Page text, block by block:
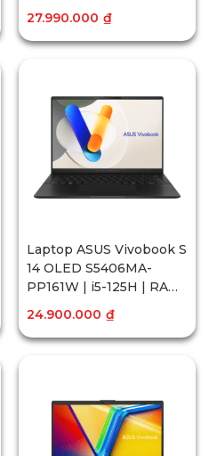
RAM 16GB | 512GB SSD |
Intel® Iris® Xe Graphics
| 14 inch WQXGA+ OLED
27.990.000 ₫
Laptop ASUS Vivobook S
14 OLED S5406MA-
PP161W | i5-125H | RAM
16GB | 1TB SSD | Intel®
Arc™ Graphics | 14 inch
3K OLED | Win11
24.900.000 ₫